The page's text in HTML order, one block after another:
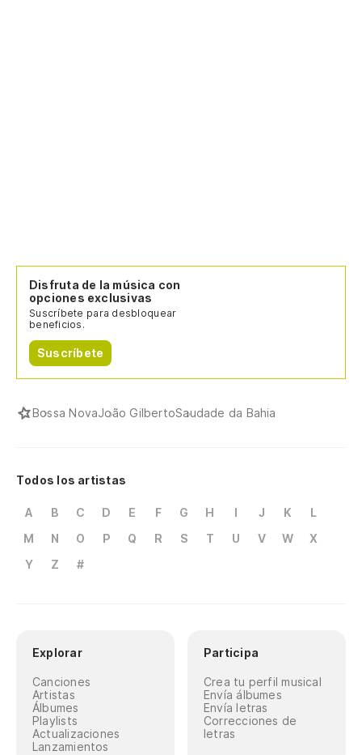
Disfruta de la música con
opciones exclusivas
Suscríbete para desbloquear
beneficios.
Suscríbete
Bossa NovaJoão GilbertoSaudade da Bahia
Todos los artistas
A B C D E F G H I J K
L
M
N O P Q R S T U V W
X
Y
Z #
Explorar
Canciones
Artistas
Álbumes
Playlists
Actualizaciones
Lanzamientos
Participa
Crea tu perfil musical
Envía álbumes
Envía letras
Correcciones de
letras